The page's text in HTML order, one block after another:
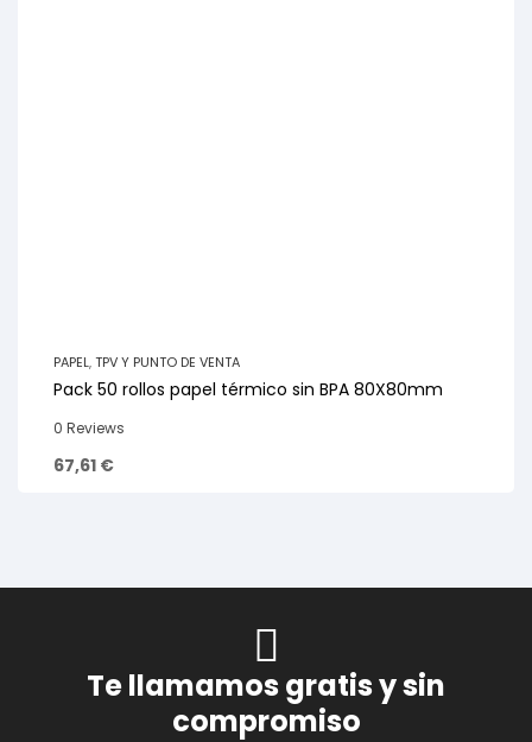
PAPEL,TPV Y PUNTO DE VENTA
Pack 50 rollos papel térmico sin BPA 80X80mm
0 Reviews
67,61 €
Te llamamos gratis y sin
compromiso